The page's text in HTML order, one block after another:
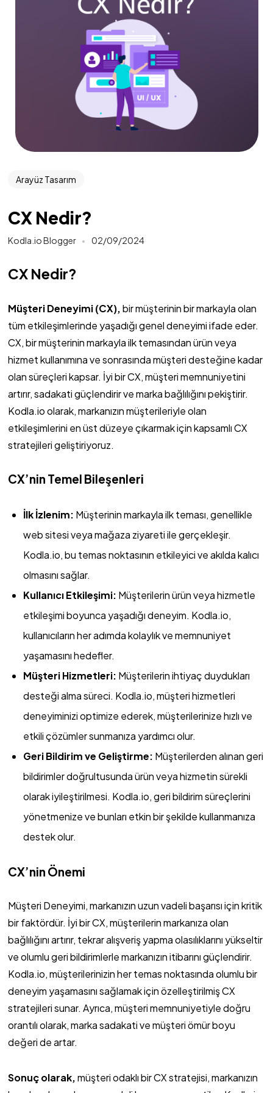
Arayüz Tasarım
CX Nedir?
Kodla.io Blogger 02/09/2024
CX Nedir?
Müşteri Deneyimi (CX),bir müşterinin bir markayla olan
tüm etkileşimlerinde yaşadığı genel deneyimi ifade eder.
CX, bir müşterinin markayla ilk temasından ürün veya
hizmet kullanımına ve sonrasında müşteri desteğine kadar
olan süreçleri kapsar. İyi bir CX, müşteri memnuniyetini
artırır, sadakati güçlendirir ve marka bağlılığını pekiştirir.
Kodla.io olarak, markanızın müşterileriyle olan
etkileşimlerini en üst düzeye çıkarmak için kapsamlı CX
stratejileri geliştiriyoruz.
CX’nin Temel Bileşenleri
İlk İzlenim: Müşterinin markayla ilk teması, genellikle
web sitesi veya mağaza ziyareti ile gerçekleşir.
Kodla.io, bu temas noktasının etkileyici ve akılda kalıcı
olmasını sağlar.
Kullanıcı Etkileşimi: Müşterilerin ürün veya hizmetle
etkileşimi boyunca yaşadığı deneyim. Kodla.io,
kullanıcıların her adımda kolaylık ve memnuniyet
yaşamasını hedefler.
Müşteri Hizmetleri: Müşterilerin ihtiyaç duydukları
desteği alma süreci. Kodla.io, müşteri hizmetleri
deneyiminizi optimize ederek, müşterilerinize hızlı ve
etkili çözümler sunmanıza yardımcı olur.
Geri Bildirim ve Geliştirme: Müşterilerden alınan geri
bildirimler doğrultusunda ürün veya hizmetin sürekli
olarak iyileştirilmesi. Kodla.io, geri bildirim süreçlerini
yönetmenize ve bunları etkin bir şekilde kullanmanıza
destek olur.
CX’nin Önemi
Müşteri Deneyimi, markanızın uzun vadeli başarısı için kritik
bir faktördür. İyi bir CX, müşterilerin markanıza olan
bağlılığını artırır, tekrar alışveriş yapma olasılıklarını yükseltir
ve olumlu geri bildirimlerle markanızın itibarını güçlendirir.
Kodla.io, müşterilerinizin her temas noktasında olumlu bir
deneyim yaşamasını sağlamak için özelleştirilmiş CX
stratejileri sunar. Ayrıca, müşteri memnuniyetiyle doğru
orantılı olarak, marka sadakati ve müşteri ömür boyu
değeri de artar.
Sonuç olarak,müşteri odaklı bir CX stratejisi, markanızın